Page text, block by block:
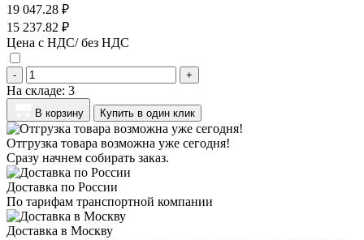
19 047.28 ₽
15 237.82 ₽
Цена с НДС/ без НДС
- +
На складе: 3
В корзину Купить в один клик
Отгрузка товара возможна уже сегодня!
Сразу начнем собирать заказ.
Доставка по России
По тарифам транспортной компании
Доставка в Москву